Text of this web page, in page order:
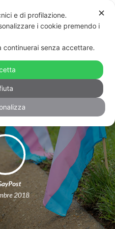
ad un
religioso
2018
✕
e di profilazione.
i cookie premendo i
continuerai senza accettare.